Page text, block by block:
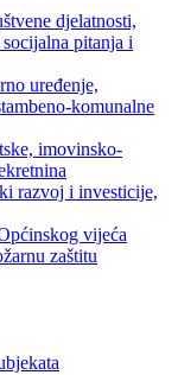
djelatnosti,
pitanja i
uređenje,
komunalne
imovinsko-
razvoj i investicije,
vijeća
zaštitu